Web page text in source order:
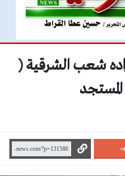
شعب الشرقية (